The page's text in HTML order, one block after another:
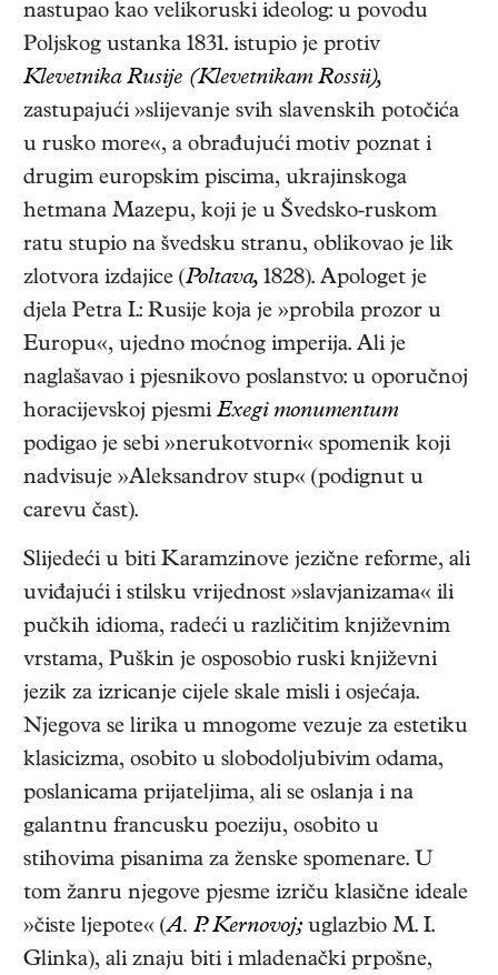
nastupao kao velikoruski ideolog: u povodu
Poljskog ustanka 1831. istupio je protiv
Klevetnika Rusije (Klevetnikam Rossii),
zastupajući »slijevanje svih slavenskih potočića
u rusko more«, a obrađujući motiv poznat i
drugim europskim piscima, ukrajinskoga
hetmana Mazepu, koji je u Švedsko-ruskom
ratu stupio na švedsku stranu, oblikovao je lik
zlotvora izdajice (Poltava, 1828). Apologet je
djela Petra I.: Rusije koja je »probila prozor u
Europu«, ujedno moćnog imperija. Ali je
naglašavao i pjesnikovo poslanstvo: u oporučnoj
horacijevskoj pjesmi Exegi monumentum
podigao je sebi »nerukotvorni« spomenik koji
nadvisuje »Aleksandrov stup« (podignut u
carevu čast).
Slijedeći u biti Karamzinove jezične reforme, ali
uviđajući i stilsku vrijednost »slavjanizama« ili
pučkih idioma, radeći u različitim književnim
vrstama, Puškin je osposobio ruski književni
jezik za izricanje cijele skale misli i osjećaja.
Njegova se lirika u mnogome vezuje za estetiku
klasicizma, osobito u slobodoljubivim odama,
poslanicama prijateljima, ali se oslanja i na
galantnu francusku poeziju, osobito u
stihovima pisanima za ženske spomenare. U
tom žanru njegove pjesme izriču klasične ideale
»čiste ljepote« (A. P. Kernovoj;uglazbio M. I.
Glinka), ali znaju biti i mladenački prpošne,